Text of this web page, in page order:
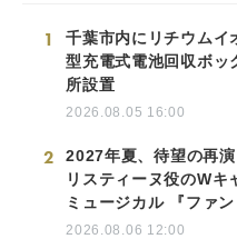
1
千葉市内にリチウムイ
型充電式電池回収ボッ
所設置
2026.08.05 16:00
2
2027年夏、待望の再
リスティーヌ役のWキ
ミュージカル 『ファン
2026.08.06 12:00